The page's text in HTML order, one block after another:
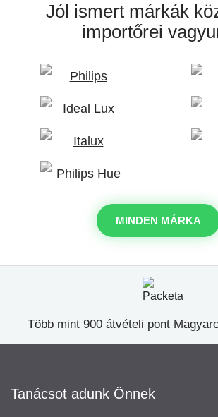
Jól ismert márkák
importőrei
MINDEN MÁRKA
Több mint 900 átvételi pont
Tanácsot adunk Önnek